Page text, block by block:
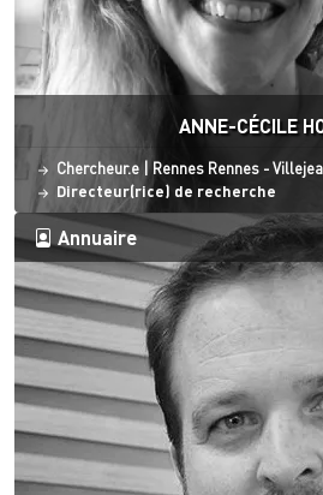
ANNE-CÉCILE
Statut
Chercheur.e Site ESO
Rennes Rennes -
Directeur(rice) de recherche
Annuaire